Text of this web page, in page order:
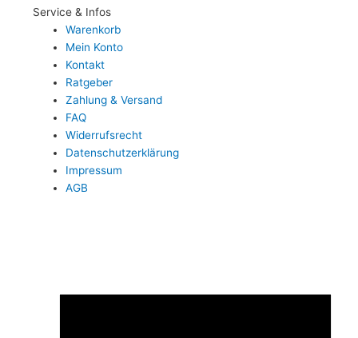
Service & Infos
Warenkorb
Mein Konto
Kontakt
Ratgeber
Zahlung & Versand
FAQ
Widerrufsrecht
Datenschutzerklärung
Impressum
AGB